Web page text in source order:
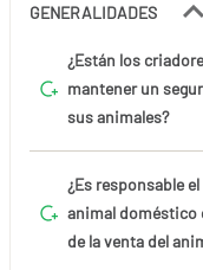
GENERALIDADES
¿Están los
mantener un
sus animales?
¿Es responsable
animal doméstico
de la venta del